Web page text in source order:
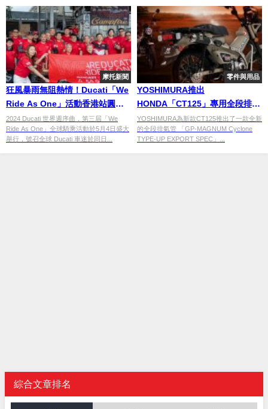
摩托新聞
狂風暴雨無阻熱情！Ducati「We
Ride As One」活動香港站圓滿
落幕
2024 Ducati 世界週序曲，第三屆「We
Ride As One」全球騎乘活動於5月4日盛大
舉行，號召全球 Ducati 車迷於同日...
零件與用品
YOSHIMURA推出
HONDA「CT125」專用全段排氣
管
YOSHIMURA為新款CT125推出了一款全新
的全段排氣管 「GP-MAGNUM Cyclone
TYPE-UP EXPORT SPEC」...
綜合文章排名